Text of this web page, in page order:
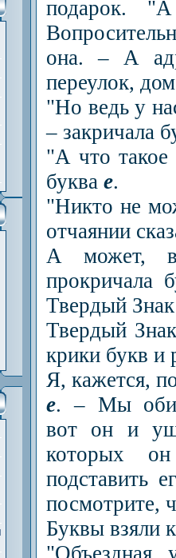
подарок.
она. – А
переулок,
"Но ведь у
– закричала
"А что такое
буква е.
"Никто не
отчаянии
А может,
прокричала
Твердый
Твердый
крики букв и
Я, кажется,
е. – Мы
вот он и
которых
подставить
посмотрите,
Буквы взяли
"Объездная